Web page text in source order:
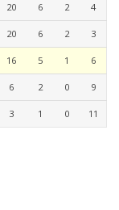
20 6 2 4
20 6 2 3
16 5 1 6
6 2 0 9
3 1 0 11